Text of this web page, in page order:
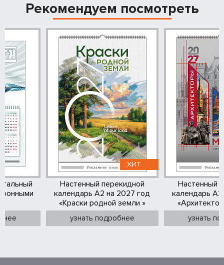
Рекомендуем посмотреть
ХИТ
Настенный перекидной
календарь А2 на 2027 год
«Краски родной земли »
узнать подробнее
Настенный
календарь
узнать